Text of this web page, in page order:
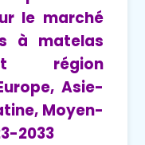
le marché
à matelas
région
Asie-
Moyen-
2033